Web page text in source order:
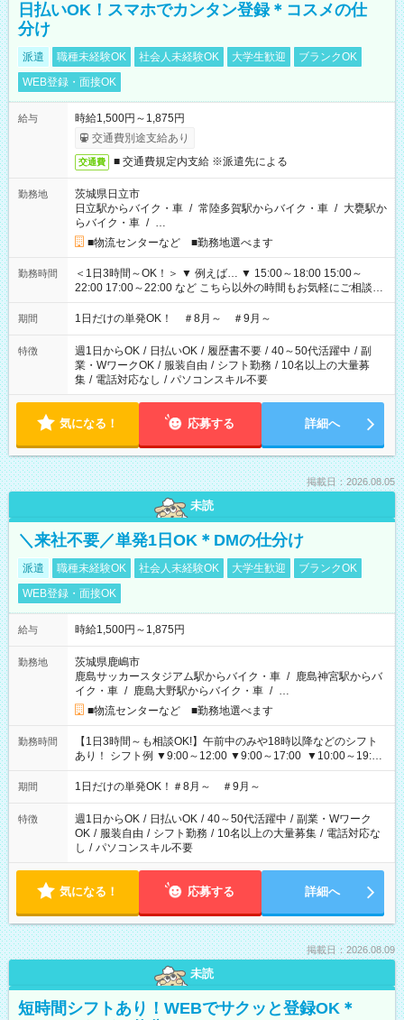
日払いOK！スマホでカンタン登録＊コスメの仕
分け
派遣 職種未経験OK 社会人未経験OK 大学生歓迎
ブランクOK
WEB登録・面接OK
給与
時給1,500円～1,875円
交通費別途支給あり
交通費 ■ 交通費規定内支給 ※派遣先による
勤務地
茨城県日立市
日立駅からバイク・車 / 常陸多賀駅からバイク・車 / 大甕駅か
らバイク・車 / …
■物流センターなど ■勤務地選べます
勤務時間
＜1日3時間～OK！＞ ▼ 例えば… ▼ 15:00～18:00 15:00～
22:00 17:00～22:00 など こちら以外の時間もお気軽にご相談く
ださい！
期間 1日だけの単発OK！ ＃8月～ ＃9月～
特徴 週1日からOK / 日払いOK / 履歴書不要 / 40～50代活躍中 / 副
業・WワークOK / 服装自由 / シフト勤務 / 10名以上の大量募
集 / 電話対応なし / パソコンスキル不要
気になる！ 応募する 詳細へ
掲載日：2026.08.05
未読
＼来社不要／単発1日OK＊DMの仕分け
派遣 職種未経験OK 社会人未経験OK 大学生歓迎
ブランクOK
WEB登録・面接OK
給与 時給1,500円～1,875円
勤務地
茨城県鹿嶋市
鹿島サッカースタジアム駅からバイク・車 / 鹿島神宮駅からバ
イク・車 / 鹿島大野駅からバイク・車 / …
■物流センターなど ■勤務地選べます
勤務時間
【1日3時間～も相談OK!】午前中のみや18時以降などのシフト
あり！ シフト例 ▼9:00～12:00 ▼9:00～17:00 ▼10:00～19:00
▼18:00～21:00
期間 1日だけの単発OK！＃8月～ ＃9月～
特徴 週1日からOK / 日払いOK / 40～50代活躍中 / 副業・Wワーク
OK / 服装自由 / シフト勤務 / 10名以上の大量募集 / 電話対応な
し / パソコンスキル不要
気になる！ 応募する 詳細へ
掲載日：2026.08.09
未読
短時間シフトあり！WEBでサクッと登録OK＊